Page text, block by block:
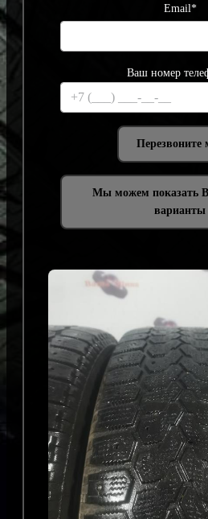
Email*
Ваш номер
Мы можем показать
варианты